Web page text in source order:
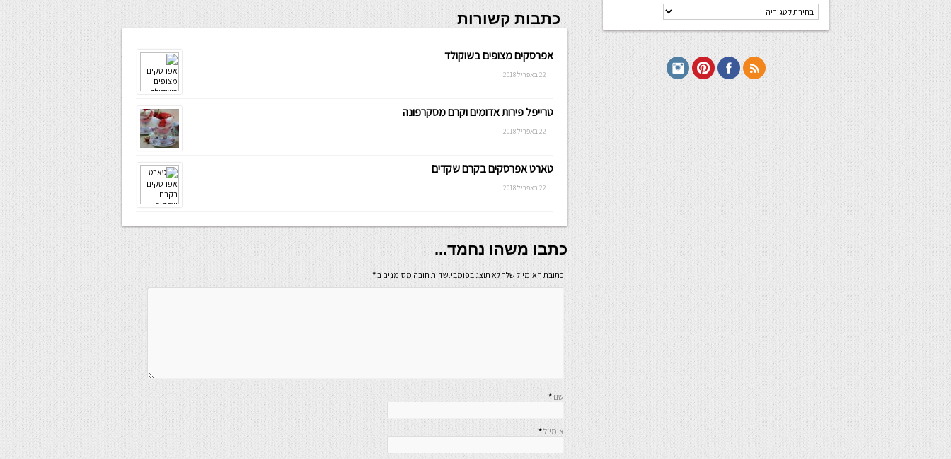
כתבות קשורות
אפרסקים מצופים בשוקולד
22 באפריל 2018
טרייפל פירות אדומים וקרם מסקרפונה
22 באפריל 2018
טארט אפרסקים בקרם שקדים
22 באפריל 2018
כתבו משהו נחמד...
כתובת האימייל שלך לא תוצג בפומבי.שדות חובה מסומנים ב*
שם *
אימייל*
קטגוריות
מתכונים